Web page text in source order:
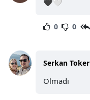
🖤🤍
0 0
Serkan Toker
Olmadı